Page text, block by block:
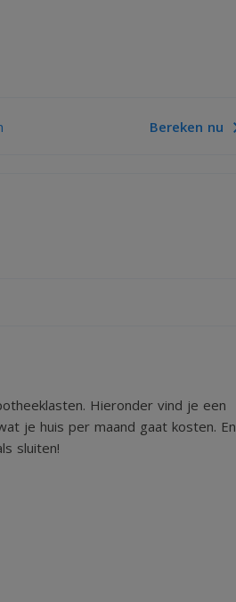
Bereken nu
Hieronder vind je een
je huis per maand gaat kosten. En
sluiten!